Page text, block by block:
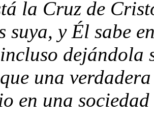
la Cruz de
suya, y Él sabe
dejándola
una
en una